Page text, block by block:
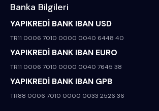
Banka Bilgileri
YAPIKREDİ BANK IBAN USD
TR11 0006 7010 0000 0040 6448 40
YAPIKREDİ BANK IBAN EURO
TR11 0006 7010 0000 0040 7645 38
YAPIKREDİ BANK IBAN GPB
TR88 0006 7010 0000 0033 2526 36